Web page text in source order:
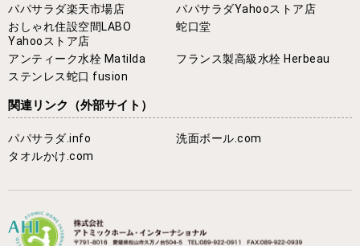
パパサラダ楽天市場店
パパサラダYahooストア店
おしゃれ住設空間LABO
Yahooストア店
蛇口堂
アンティーク水栓 Matilda
フランス製高級水栓 Herbeau
ステンレス蛇口 fusion
関連リンク （外部サイト）
パパサラダ.info
洗面ボール.com
タオルかけ.com